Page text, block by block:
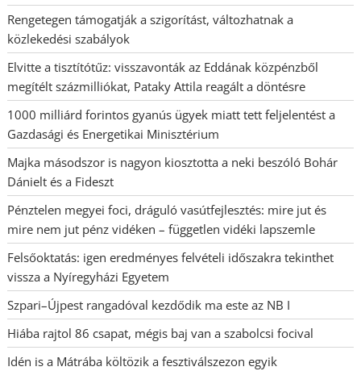
Rengetegen támogatják a szigorítást, változhatnak a
közlekedési szabályok
Elvitte a tisztítótűz: visszavonták az Eddának közpénzből
megítélt százmilliókat, Pataky Attila reagált a döntésre
1000 milliárd forintos gyanús ügyek miatt tett feljelentést a
Gazdasági és Energetikai Minisztérium
Majka másodszor is nagyon kiosztotta a neki beszóló Bohár
Dánielt és a Fideszt
Pénztelen megyei foci, dráguló vasútfejlesztés: mire jut és
mire nem jut pénz vidéken – független vidéki lapszemle
Felsőoktatás: igen eredményes felvételi időszakra tekinthet
vissza a Nyíregyházi Egyetem
Szpari–Újpest rangadóval kezdődik ma este az NB I
Hiába rajtol 86 csapat, mégis baj van a szabolcsi focival
Idén is a Mátrába költözik a fesztiválszezon egyik